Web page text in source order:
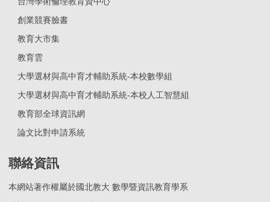
創業競賽臉書
教育大市集
教育雲
大學選材與高中育才輔助系統-本校數學組
大學選材與高中育才輔助系統-本校人工智慧組
教育部全球資訊網
論文比對申請系統
聯絡資訊
本網站著作權屬於國北教大 數學暨資訊教育學系